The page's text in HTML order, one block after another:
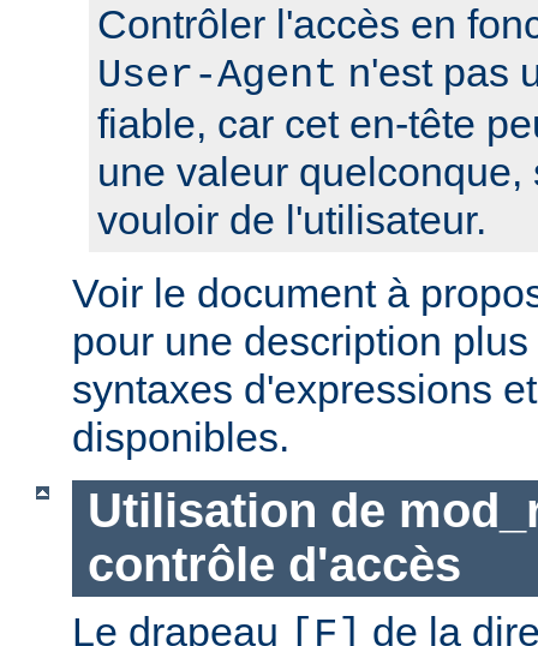
Contrôler l'accès en
User-Agent n'est pas
fiable, car cet en-tête
une valeur quelconque,
vouloir de l'utilisateur.
Voir le document à
pour une description
syntaxes d'expressions
disponibles.
Utilisation de
contrôle d'accès
Le drapeau [F] de la